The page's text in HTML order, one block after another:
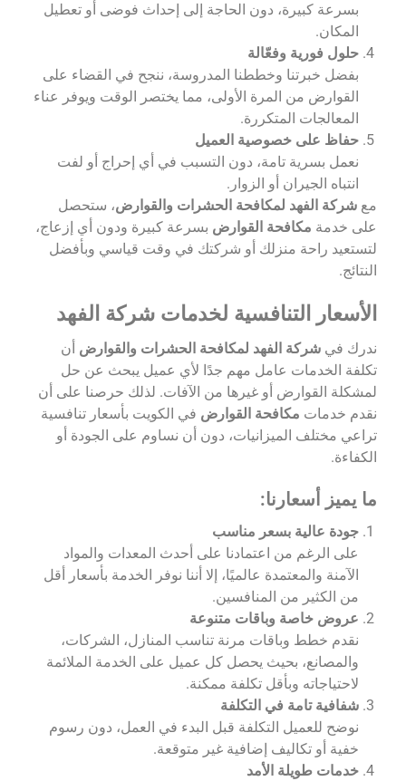
بسرعة كبيرة، دون الحاجة إلى إحداث فوضى أو تعطيل
المكان.
حلول فورية وفعّالة
بفضل خبرتنا وخططنا المدروسة، ننجح في القضاء على
القوارض من المرة الأولى، مما يختصر الوقت ويوفر عناء
المعالجات المتكررة.
حفاظ على خصوصية العميل
نعمل بسرية تامة، دون التسبب في أي إحراج أو لفت
انتباه الجيران أو الزوار.
معشركة الفهد لمكافحة الحشرات والقوارض، ستحصل
على خدمة مكافحة القوارض بسرعة كبيرة ودون أي إزعاج،
لتستعيد راحة منزلك أو شركتك في وقت قياسي وبأفضل
النتائج.
الأسعار التنافسية لخدمات شركة الفهد
ندرك فيشركة الفهد لمكافحة الحشرات والقوارض أن
تكلفة الخدمات عامل مهم جدًا لأي عميل يبحث عن حل
لمشكلة القوارض أو غيرها من الآفات. لذلك حرصنا على أن
نقدم خدمات مكافحة القوارض في الكويت بأسعار تنافسية
تراعي مختلف الميزانيات، دون أن نساوم على الجودة أو
الكفاءة.
ما يميز أسعارنا:
جودة عالية بسعر مناسب
على الرغم من اعتمادنا على أحدث المعدات والمواد
الآمنة والمعتمدة عالميًا، إلا أننا نوفر الخدمة بأسعار أقل
من الكثير من المنافسين.
عروض خاصة وباقات متنوعة
نقدم خطط وباقات مرنة تناسب المنازل، الشركات،
والمصانع، بحيث يحصل كل عميل على الخدمة الملائمة
لاحتياجاته وبأقل تكلفة ممكنة.
شفافية تامة في التكلفة
نوضح للعميل التكلفة قبل البدء في العمل، دون رسوم
خفية أو تكاليف إضافية غير متوقعة.
خدمات طويلة الأمد